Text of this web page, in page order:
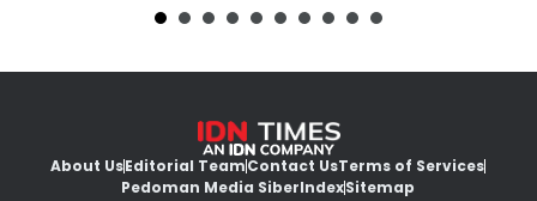
About UsEditorial TeamContact UsTerms of Services
Pedoman Media SiberIndexSitemap